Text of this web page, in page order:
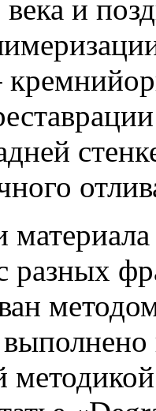
века и
разных